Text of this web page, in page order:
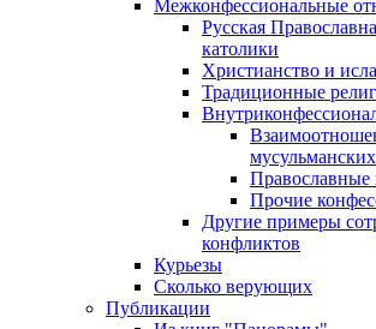
Межконфессиональные
Русская
католики
Христианство и
Традиционные
Прочие
Другие примеры
конфликтов
Курьезы
Сколько верующих
Публикации